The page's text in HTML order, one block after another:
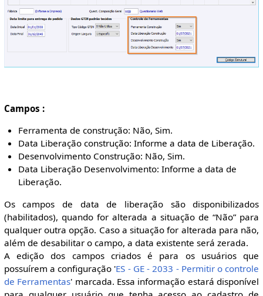
Campos :
Ferramenta de construção: Não, Sim.
Data Liberação construção: Informe a data de Liberação.
Desenvolvimento Construção: Não, Sim.
Data Liberação Desenvolvimento: Informe a data de
Liberação.
Os campos de data de liberação são disponibilizados
(habilitados), quando for alterada a situação de “Não” para
qualquer outra opção. Caso a situação for alterada para não,
além de desabilitar o campo, a data existente será zerada.
A edição dos campos criados é para os usuários que
possuírem a configuração 'ES - GE - 2033 - Permitir o controle
de Ferramentas' marcada. Essa informação estará disponível